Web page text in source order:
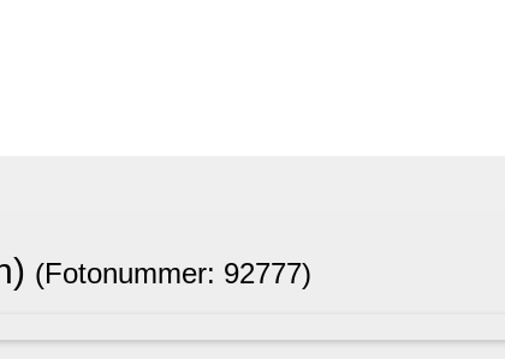
(Fotonummer: 92777)